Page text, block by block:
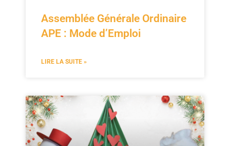
Assemblée Générale Ordinaire
APE : Mode d’Emploi
LIRE LA SUITE »